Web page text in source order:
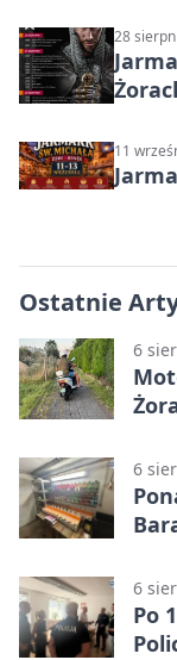
28
11
Ostatnie
6
6
6
Po